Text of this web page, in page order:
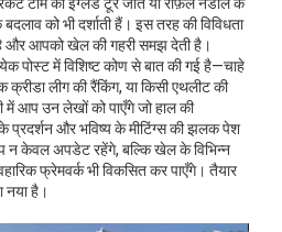
को भी दर्शाती हैं। इस तरह की विविधता
और आपको खेल की गहरी समझ देती है।
पोस्ट में विशिष्ट कोण से बात की गई है—चाहे
लीग की रैंकिंग, या किसी एथलीट की
में आप उन लेखों को पाएँगे जो हाल की
प्रदर्शन और भविष्य के मीटिंग्स की झलक पेश
केवल अपडेट रहेंगे, बल्कि खेल के विभिन्न
फ्रेमवर्क भी विकसित कर पाएँगे। तैयार
है।